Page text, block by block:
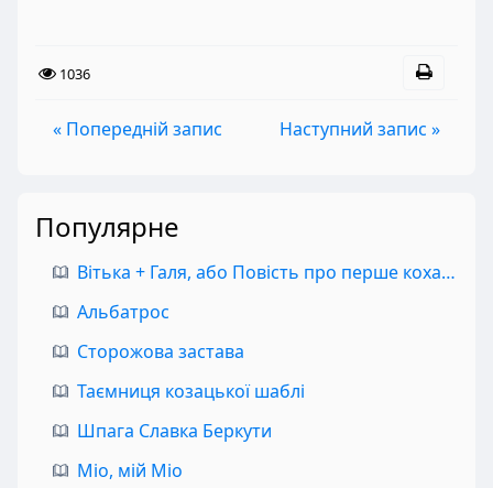
1036
« Попередній запис Наступний запис »
Популярне
Вітька + Галя, або Повість про перше кохання
Альбатрос
Сторожова застава
Таємниця козацької шаблі
Шпага Славка Беркути
Міо, мій Міо